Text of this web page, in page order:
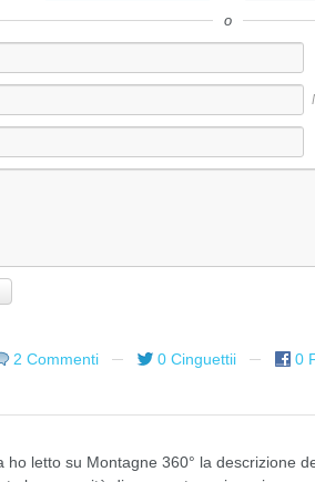
o
2 Commenti 0 Cinguettii 0
ho letto su Montagne 360° la descrizione